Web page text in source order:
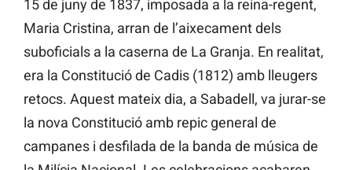
15 de juny de 1837, imposada a la reina-regent,
Maria Cristina, arran de l’aixecament dels
suboficials a la caserna de La Granja. En realitat,
era la Constitució de Cadis (1812) amb lleugers
retocs. Aquest mateix dia, a Sabadell, va jurar-se
la nova Constitució amb repic general de
campanes i desfilada de la banda de música de